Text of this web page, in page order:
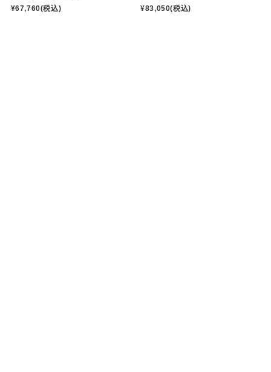
¥67,760(税込)
¥83,050(税込)